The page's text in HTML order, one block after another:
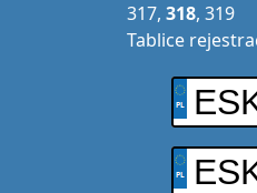
317, 318, 319
Tablice